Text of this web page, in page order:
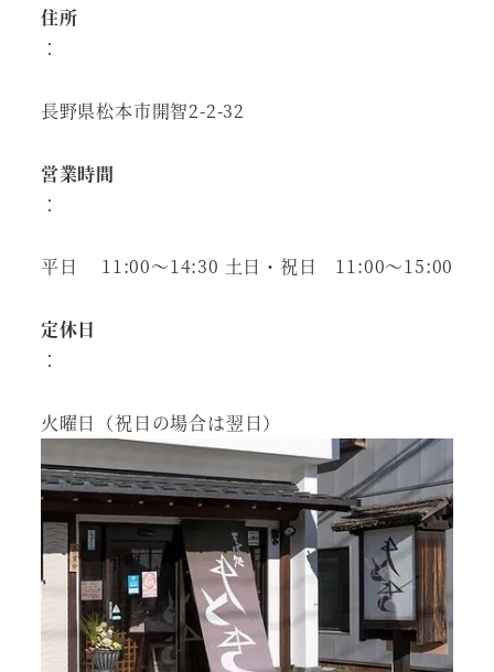
住所
：
長野県松本市開智2-2-32
営業時間
：
平日 11:00～14:30 土日・祝日 11:00～15:00
定休日
：
火曜日（祝日の場合は翌日）